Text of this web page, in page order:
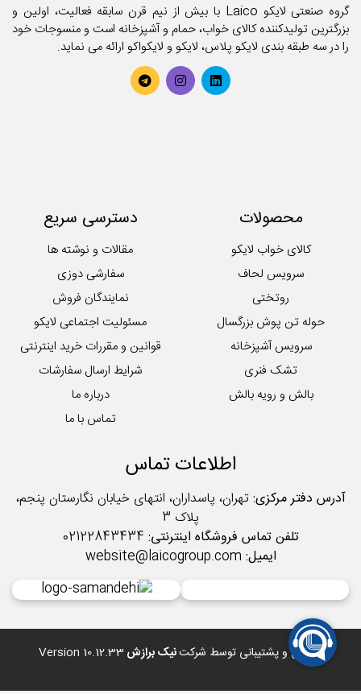
گروه صنعتی لایکو Laico با بیش از نیم قرن سابقه فعالیت، اولین و
بزرگترین تولیدکننده کالای خواب، حمام و آشپزخانه است و منسوجات خود
را در سه طبقه بندی لایکو پلاس، لایکو و لایکواکو ارائه می نماید.
محصولات
کالای خواب لایکو
سرویس لحاف
روتختی
حوله تن پوش بزرگسال
سرویس آشپزخانه
تشک فنری
بالش و رویه بالش
دسترسی سریع
مقالات و نوشته ها
سفارشی دوزی
نمایندگان فروش
مسئولیت اجتماعی لایکو
قوانین و مقررات خرید اینترنتی
شرایط ارسال سفارشات
درباره ما
تماس با ما
اطلاعات تماس
آدرس دفتر مرکزی:تهران، پاسداران، انتهای خیابان نگارستان پنجم،
پلاک 3
تلفن تماس فروشگاه اینترنتی:
ایمیل: website@laicogroup.com
طراحی و پشتیبانی توسط شرکتنیک برازش Version 10.12.33